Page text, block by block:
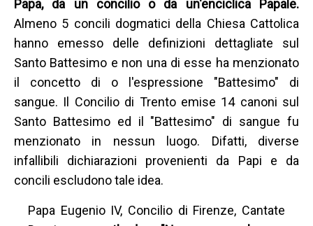
Papa, da un concilio o da un'enciclica Papale.
Almeno 5 concili dogmatici della Chiesa Cattolica
hanno emesso delle definizioni dettagliate sul
Santo Battesimo e non una di esse ha menzionato
il concetto di o l'espressione "Battesimo" di
sangue. Il Concilio di Trento emise 14 canoni sul
Santo Battesimo ed il "Battesimo" di sangue fu
menzionato in nessun luogo. Difatti, diverse
infallibili dichiarazioni provenienti da Papi e da
concili escludono tale idea.
Papa Eugenio IV, Concilio di Firenze, Cantate